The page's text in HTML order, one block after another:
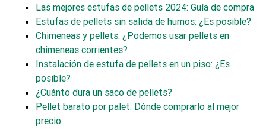
Las mejores estufas de pellets 2024: Guía de compra
Estufas de pellets sin salida de humos: ¿Es posible?
Chimeneas y pellets: ¿Podemos usar pellets en
chimeneas corrientes?
Instalación de estufa de pellets en un piso: ¿Es
posible?
¿Cuánto dura un saco de pellets?
Pellet barato por palet: Dónde comprarlo al mejor
precio